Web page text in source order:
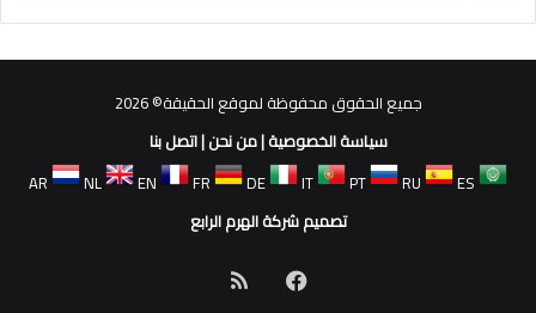
جميع الحقوق محفوظة لموقع الحقيقة© 2026
سياسة الخصوصية|من نحن|اتصل بنا
AR
NL EN FR DE IT PT RU
ES
تصميم شركة الهرم الرابع
فيسبوك